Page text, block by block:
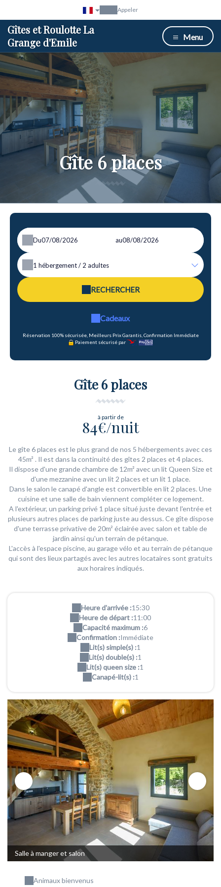
Appeler
Gîtes et Roulotte La
Grange d'Emile
Menu
Gîte 6 places
Du au
1 hébergement / 2 adultes
RECHERCHER
Cadeaux
Réservation 100% sécurisée, Meilleurs Prix Garantis, Confirmation Immédiate
Paiement sécurisé par
Gîte 6 places
à partir de
84€/nuit
Le gîte 6 places est le plus grand de nos 5 hébergements avec ces
45m² . Il est dans la continuité des gîtes 2 places et 4 places.
Il dispose d'une grande chambre de 12m² avec un lit Queen Size et
d'une mezzanine avec un lit 2 places et un lit 1 place.
Dans le salon le canapé d'angle est convertible en lit 2 places. Une
cuisine et une salle de bain viennent compléter ce logement.
A l'extérieur, un parking privé 1 place situé juste devant l'entrée et
plusieurs autres places de parking juste au dessus. Ce gîte dispose
d'une terrasse privative de 20m² éclairée avec salon et table de
jardin ainsi qu'un terrain de pétanque.
L'accès à l'espace piscine, au garage vélo et au terrain de pétanque
qui sont des lieux partagés avec les autres locataires sont gratuits
aux horaires indiqués.
Heure d'arrivée :15:30
Heure de départ :11:00
Capacité maximum :6
Confirmation :Immédiate
Lit(s) simple(s) :1
Lit(s) double(s) :1
Lit(s) queen size :1
Canapé-lit(s) :1
Salle à manger et salon
Animaux bienvenus